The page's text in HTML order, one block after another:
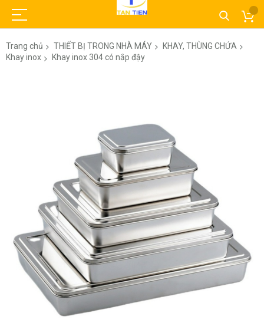
Trang chủ THIẾT BỊ TRONG NHÀ MÁY
KHAY, THÙNG CHỨA
Khay inox
Khay inox 304 có nắp đậy